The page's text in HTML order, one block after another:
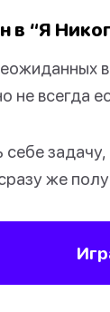
в “Я
не всегда
себе
же